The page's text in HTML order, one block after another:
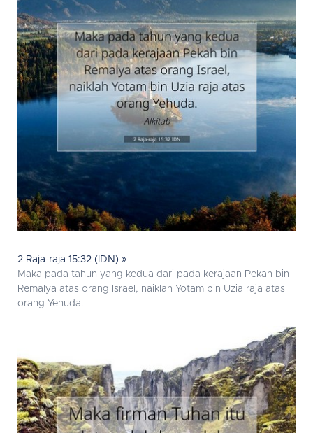
2 Raja-raja 15:32 (IDN) »
Maka pada tahun yang kedua dari pada kerajaan Pekah bin
Remalya atas orang Israel, naiklah Yotam bin Uzia raja atas
orang Yehuda.